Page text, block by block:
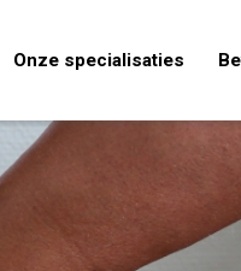
Onze specialisaties